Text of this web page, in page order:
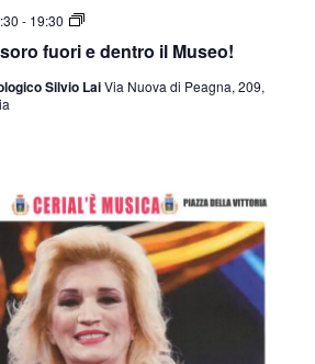
fuori e dentro il Museo!
- 19:30
Silvio LaiVia Nuova di Peagna, 209,